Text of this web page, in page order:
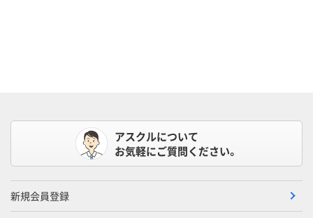
アスクルについて
お気軽にご質問ください。
新規会員登録